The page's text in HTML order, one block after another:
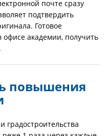
почте сразу
подтвердить
Готовое
офисе академии, получить
повышения
градостроительства